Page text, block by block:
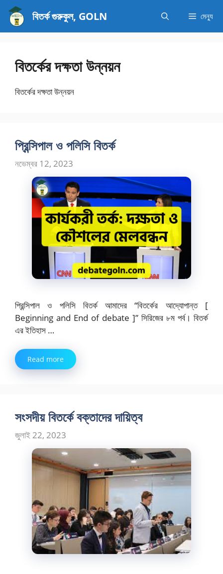
এড়িেয়
লেখায়
যান
বিতর্ক গুরুকুল, GOLN মেন্যু
বিতর্কের দক্ষতা উন্নয়ন
বিতর্কের দক্ষতা উন্নয়ন
প্রিন্সিপাল ও পলিসি বিতর্ক
নভেম্বর 12, 2023
প্রিন্সিপাল ও পলিসি বিতর্ক আমাদের “বিতর্কের আদ্যোপান্ত [
Beginning and End of debate ]” সিরিজের ৮ম পর্ব। বিতর্ক
এর ইতিহাস …
Read more
সংসদীয় বিতর্কে বক্তাদের দায়িত্ব
জুলাই 22, 2023